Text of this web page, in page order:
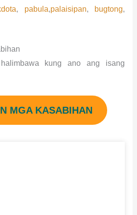
, pabula,palaisipan, bugtong,
kung ano ang isang
MGA KASABIHAN